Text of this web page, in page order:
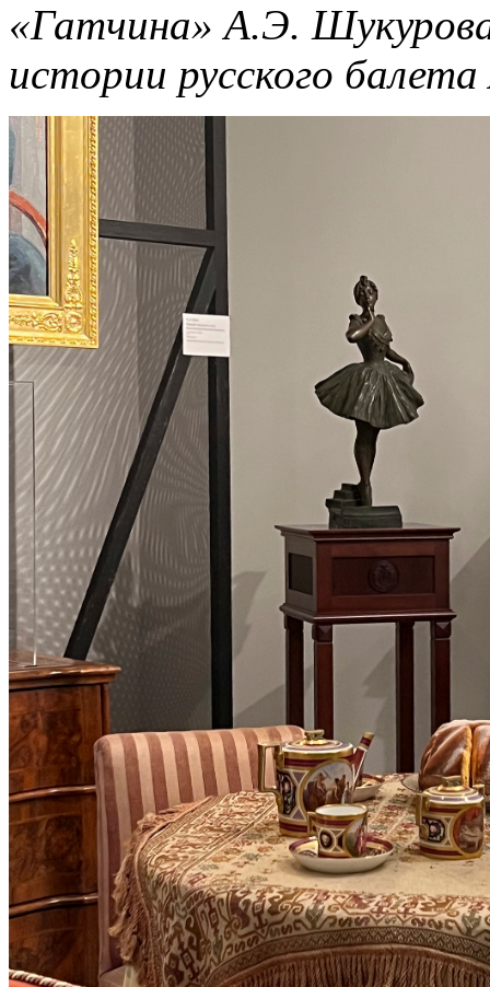
«Гатчина» А.Э.
истории русского